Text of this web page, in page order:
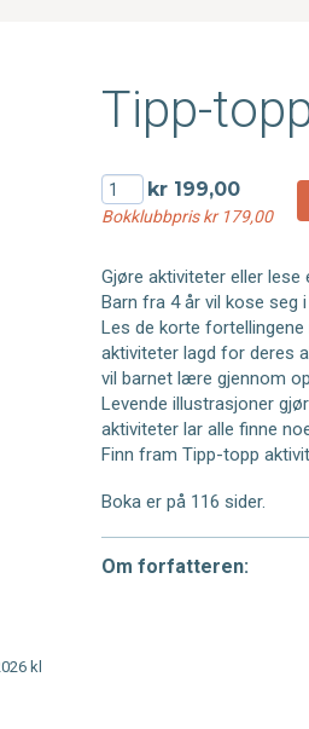
kl
Tipp-
kr 199,00
Bokklubbpris kr 179,00
Gjøre aktiviteter eller
Barn fra 4 år vil kose seg
Les de korte
aktiviteter lagd for deres
vil barnet lære gjennom
Levende illustrasjoner
aktiviteter lar alle finne
Finn fram Tipp-topp
Boka er på 116 sider.
Om forfatteren: